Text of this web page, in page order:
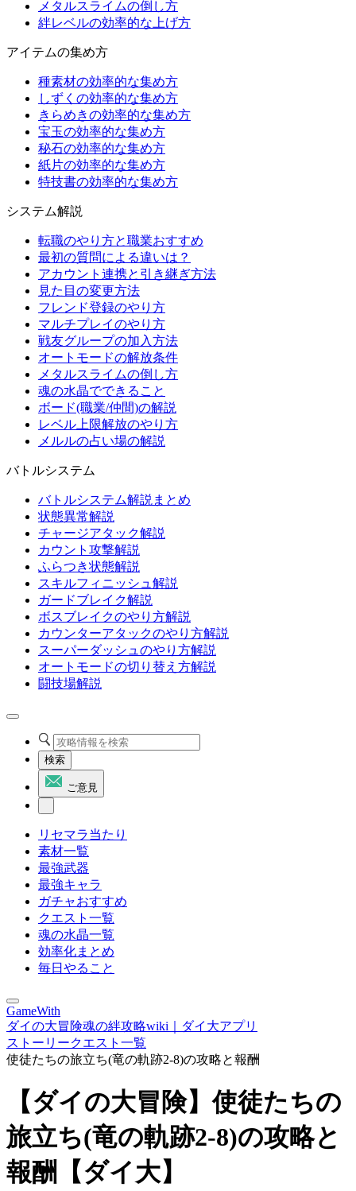
メタルスライムの倒し方
絆レベルの効率的な上げ方
アイテムの集め方
種素材の効率的な集め方
しずくの効率的な集め方
きらめきの効率的な集め方
宝玉の効率的な集め方
秘石の効率的な集め方
紙片の効率的な集め方
特技書の効率的な集め方
システム解説
転職のやり方と職業おすすめ
最初の質問による違いは？
アカウント連携と引き継ぎ方法
見た目の変更方法
フレンド登録のやり方
マルチプレイのやり方
戦友グループの加入方法
オートモードの解放条件
メタルスライムの倒し方
魂の水晶でできること
ボード(職業/仲間)の解説
レベル上限解放のやり方
メルルの占い場の解説
バトルシステム
バトルシステム解説まとめ
状態異常解説
チャージアタック解説
カウント攻撃解説
ふらつき状態解説
スキルフィニッシュ解説
ガードブレイク解説
ボスブレイクのやり方解説
カウンターアタックのやり方解説
スーパーダッシュのやり方解説
オートモードの切り替え方解説
闘技場解説
検索
ご意見
リセマラ当たり
素材一覧
最強武器
最強キャラ
ガチャおすすめ
クエスト一覧
魂の水晶一覧
効率化まとめ
毎日やること
GameWith
ダイの大冒険魂の絆攻略wiki｜ダイ大アプリ
ストーリークエスト一覧
使徒たちの旅立ち(竜の軌跡2-8)の攻略と報酬
【ダイの大冒険】使徒たちの
旅立ち(竜の軌跡2-8)の攻略と
報酬【ダイ大】